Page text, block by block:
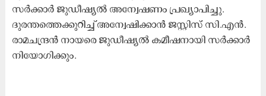
സർക്കാർ ജുഡീഷ്യൽ അന്വേഷണം പ്രഖ്യാപിച്ചു.
ദുരന്തത്തെക്കുറിച്ച് അന്വേഷിക്കാൻ ജസ്റ്റിസ് സി.എൻ.
രാമചന്ദ്രൻ നായരെ ജുഡീഷ്യൽ കമീഷനായി സർക്കാർ
നിയോഗിക്കും.